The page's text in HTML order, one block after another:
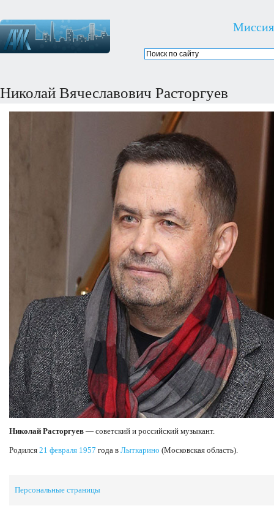
Миссия
Николай Вячеславович Расторгуев
Николай Расторгуев — советский и российский музыкант.
Родился 21 февраля 1957 года в Лыткарино (Московская область).
Персональные страницы